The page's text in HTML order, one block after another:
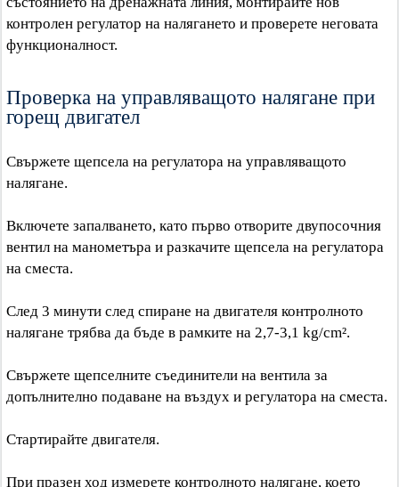
контролен регулатор на налягането и проверете неговата
функционалност.
Проверка на управляващото налягане при
горещ двигател
Свържете щепсела на регулатора на управляващото
налягане.
Включете запалването, като първо отворите двупосочния
вентил на манометъра и разкачите щепсела на регулатора
на сместа.
След 3 минути след спиране на двигателя контролното
налягане трябва да бъде в рамките на 2,7-3,1 kg/cm².
Свържете щепселните съединители на вентила за
допълнително подаване на въздух и регулатора на сместа.
Стартирайте двигателя.
При празен ход измерете контролното налягане, което